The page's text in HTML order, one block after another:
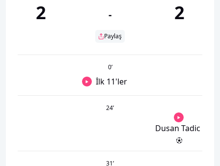
2 -
Paylaş
2
0’
İlk 11'ler
24’
Dusan Tadic
31’